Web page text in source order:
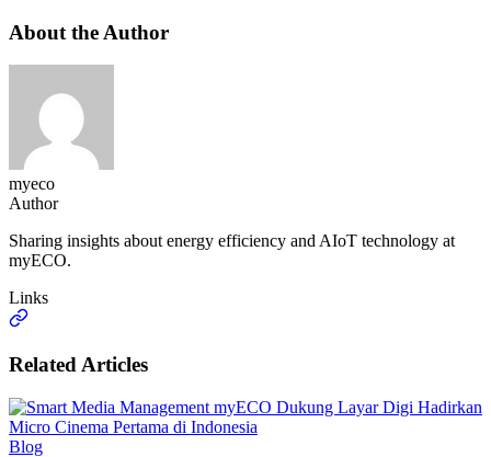
About the Author
myeco
Author
Sharing insights about energy efficiency and AIoT technology at
myECO.
Links
Related Articles
Blog